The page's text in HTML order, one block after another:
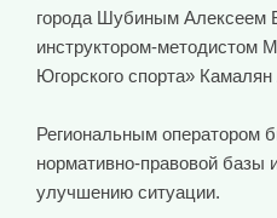
города Шубиным Алексеем
инструктором-
Югорского спорта»
Региональным оператором
нормативно-правовой базы
улучшению ситуации.